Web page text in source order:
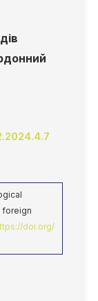
foreign
doi.org/